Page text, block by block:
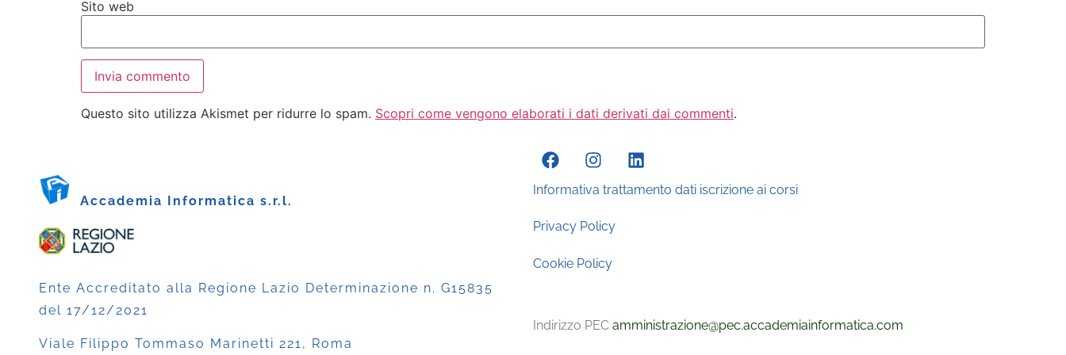
Sito web
Questo sito utilizza Akismet per ridurre lo spam. Scopri come vengono elaborati i dati derivati dai commenti.
Accademia Informatica s.r.l.
Ente Accreditato alla Regione Lazio Determinazione n. G15835
del 17/12/2021
Viale Filippo Tommaso Marinetti 221, Roma
Informativa trattamento dati iscrizione ai corsi
Privacy Policy
Cookie Policy
Indirizzo PEC amministrazione@pec.accademiainformatica.com